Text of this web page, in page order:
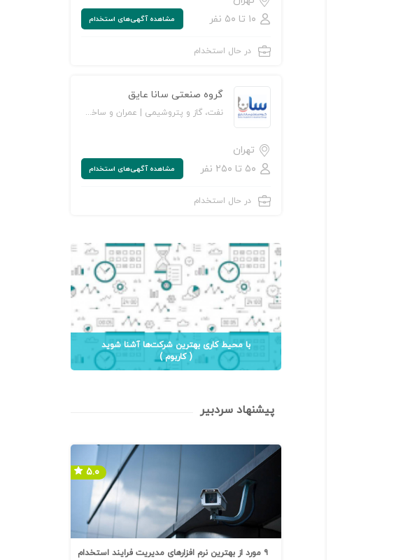
۱۰ تا ۵۰ نفر
مشاهده‌ آگهی‌های استخدام
در حال استخدام
گروه صنعتی سانا عایق
نفت، گاز و پتروشیمی | عمران و ساخت‌وساز | تولیدی و صنعتی
تهران
۵۰ تا ۲۵۰ نفر
مشاهده‌ آگهی‌های استخدام
در حال استخدام
با محیط کاری بهترین شرکت‌ها آشنا شوید
( کاربوم )
پیشنهاد سردبیر
۹ مورد از بهترین نرم افزارهای مدیریت فرایند استخدام
۵.۰